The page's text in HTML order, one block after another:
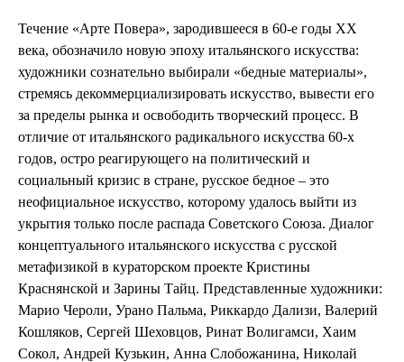
Течение «Арте Повера», зародившееся в 60-е годы ХХ
века, обозначило новую эпоху итальянского искусства:
художники сознательно выбирали «бедные материалы»,
стремясь декоммерциализировать искусство, вывести его
за пределы рынка и освободить творческий процесс. В
отличие от итальянского радикального искусства 60-х
годов, остро реагирующего на политический и
социальный кризис в стране, русское бедное – это
неофициальное искусство, которому удалось выйти из
укрытия только после распада Советского Союза. Диалог
концептуального итальянского искусства с русской
метафизикой в кураторском проекте Кристины
Краснянской и Зарины Тайц. Представленные художники:
Марио Чероли, Урано Пальма, Риккардо Дализи, Валерий
Кошляков, Сергей Шеховцов, Ринат Волигамси, Хаим
Сокол, Андрей Кузькин, Анна Слобожанина, Николай